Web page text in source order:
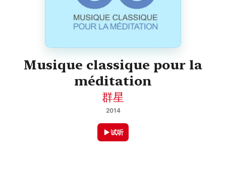
Musique classique pour la
méditation
群星
2014
试听